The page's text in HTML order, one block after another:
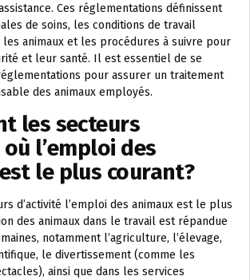
Ces réglementations définissent
de soins, les conditions de travail
animaux et les procédures à suivre pour
et leur santé. Il est essentiel de se
pour assurer un traitement
des animaux employés.
les secteurs
l’emploi des
le plus courant?
d’activité l’emploi des animaux est le plus
des animaux dans le travail est répandue
notamment l’agriculture, l’élevage,
le divertissement (comme les
ainsi que dans les services